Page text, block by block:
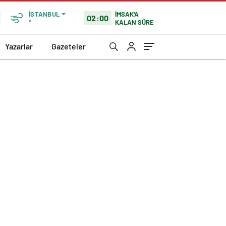
İSTANBUL
°
02:00
İMSAK'A
KALAN SÜRE
Yazarlar Gazeteler